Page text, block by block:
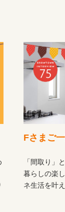
Fさまご
「間取り」
暮らしの楽
ネ生活を叶